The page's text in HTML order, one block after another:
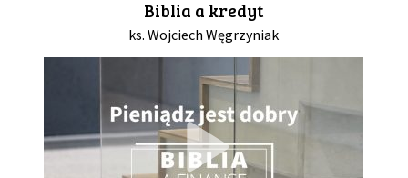
DRUŻYNA
WESPRZYJ NAS
Biblia a kredyt
ks. Wojciech Węgrzyniak